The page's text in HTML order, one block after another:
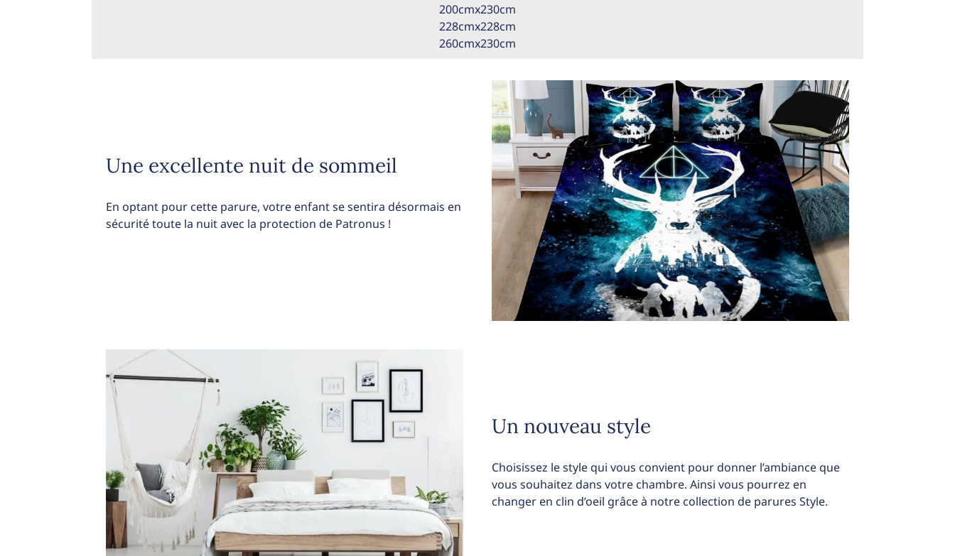
200cmx230cm
228cmx228cm
260cmx230cm
Une excellente nuit de sommeil
En optant pour cette parure, votre enfant se sentira désormais en
sécurité toute la nuit avec la protection de Patronus !
Un nouveau style
Choisissez le style qui vous convient pour donner l’ambiance que
vous souhaitez dans votre chambre. Ainsi vous pourrez en
changer en clin d’oeil grâce à notre collection de parures Style.